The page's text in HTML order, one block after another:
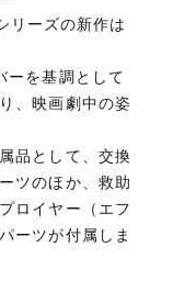
リーズの新作は
ーを基調として
、映画劇中の姿
品として、交換
ツのほか、救助
ロイヤー（エフ
ーツが付属しま